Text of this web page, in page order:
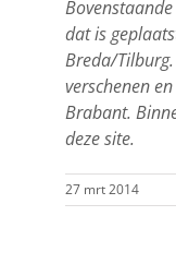
dat is
Breda/
verschenen
Brabant.
deze site.
27 mrt 2014